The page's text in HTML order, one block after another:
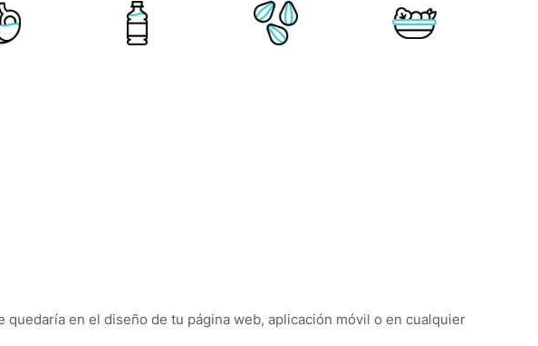
en el diseño de tu página web, aplicación móvil o en cualquier